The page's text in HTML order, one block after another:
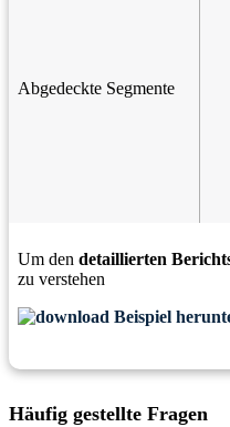
Abgedeckte Segmente
Um den detaillierten
zu verstehen
Beispiel
Häufig gestellte Fragen